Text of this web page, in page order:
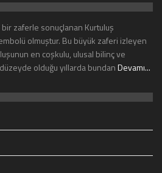
bir zaferle sonuçlanan Kurtuluş
olmuştur. Bu büyük zaferi izleyen
en coşkulu, ulusal bilinç ve
olduğu yıllarda bundanDevamı...